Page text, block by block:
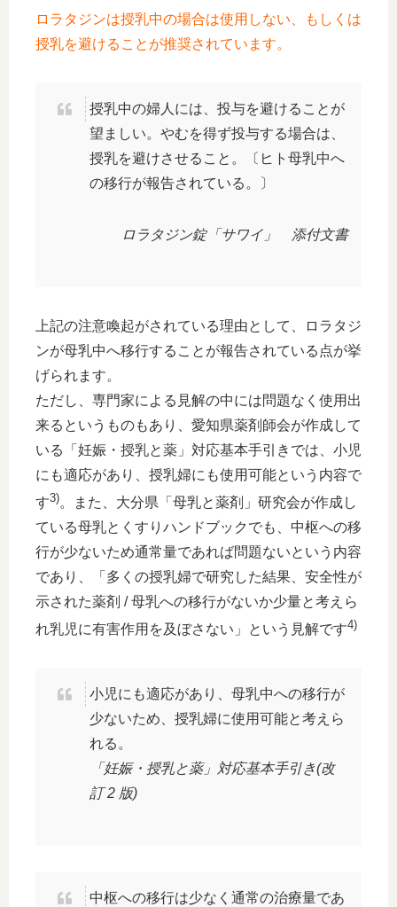
ロラタジンは授乳中の場合は使用しない、もしくは
授乳を避けることが推奨されています。
授乳中の婦人には、投与を避けることが
望ましい。やむを得ず投与する場合は、
授乳を避けさせること。〔ヒト母乳中へ
の移行が報告されている。〕
ロラタジン錠「サワイ」 添付文書
上記の注意喚起がされている理由として、ロラタジ
ンが母乳中へ移行することが報告されている点が挙
げられます。
ただし、専門家による見解の中には問題なく使用出
来るというものもあり、愛知県薬剤師会が作成して
いる「妊娠・授乳と薬」対応基本手引きでは、小児
にも適応があり、授乳婦にも使用可能という内容で
す3)。また、大分県「母乳と薬剤」研究会が作成し
ている母乳とくすりハンドブックでも、中枢への移
行が少ないため通常量であれば問題ないという内容
であり、「多くの授乳婦で研究した結果、安全性が
示された薬剤 / 母乳への移行がないか少量と考えら
れ乳児に有害作用を及ぼさない」という見解です4)
小児にも適応があり、母乳中への移行が
少ないため、授乳婦に使用可能と考えら
れる。
「妊娠・授乳と薬」対応基本手引き(改
訂 2 版)
中枢への移行は少なく通常の治療量であ